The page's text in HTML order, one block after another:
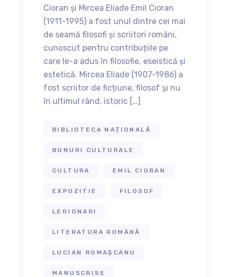
Cioran și Mircea Eliade Emil Cioran
(1911-1995) a fost unul dintre cei mai
de seamă filosofi și scriitori români,
cunoscut pentru contribuțiile pe
care le-a adus în filosofie, eseistică și
estetică. Mircea Eliade (1907-1986) a
fost scriitor de ficțiune, filosof și nu
în ultimul rând, istoric […]
BIBLIOTECA NAȚIONALĂ
BUNURI CULTURALE
CULTURA EMIL CIORAN
EXPOZITIE FILOSOF
LEGIONARI
LITERATURA ROMÂNĂ
LUCIAN ROMAȘCANU
MANUSCRISE